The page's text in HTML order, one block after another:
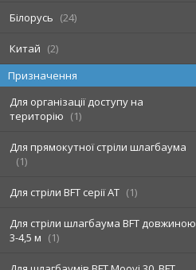
Білорусь 24
Китай
2
Призначення
Для організації доступу на
територію
1
Для прямокутної стріли шлагбаума
1
Для стріли BFT серії АТ 1
Для стріли шлагбаума BFT довжиною
3-4,5 м
1